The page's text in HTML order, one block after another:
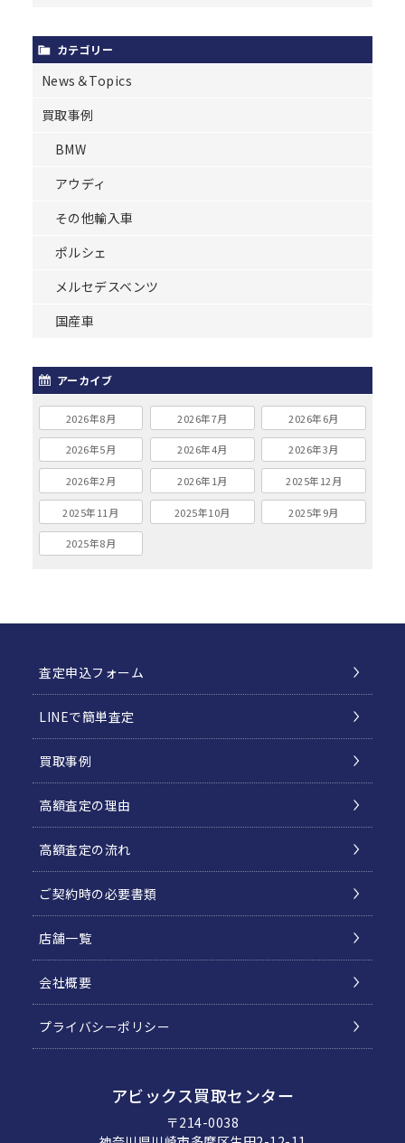
カテゴリー
News＆Topics
買取事例
BMW
アウディ
その他輸入車
ポルシェ
メルセデスベンツ
国産車
アーカイブ
2026年8月 2026年7月 2026年6月
2026年5月 2026年4月 2026年3月
2026年2月 2026年1月 2025年12月
2025年11月 2025年10月 2025年9月
2025年8月
査定申込フォーム
LINEで簡単査定
買取事例
高額査定の理由
高額査定の流れ
ご契約時の必要書類
店舗一覧
会社概要
プライバシーポリシー
アビックス買取センター
〒214-0038